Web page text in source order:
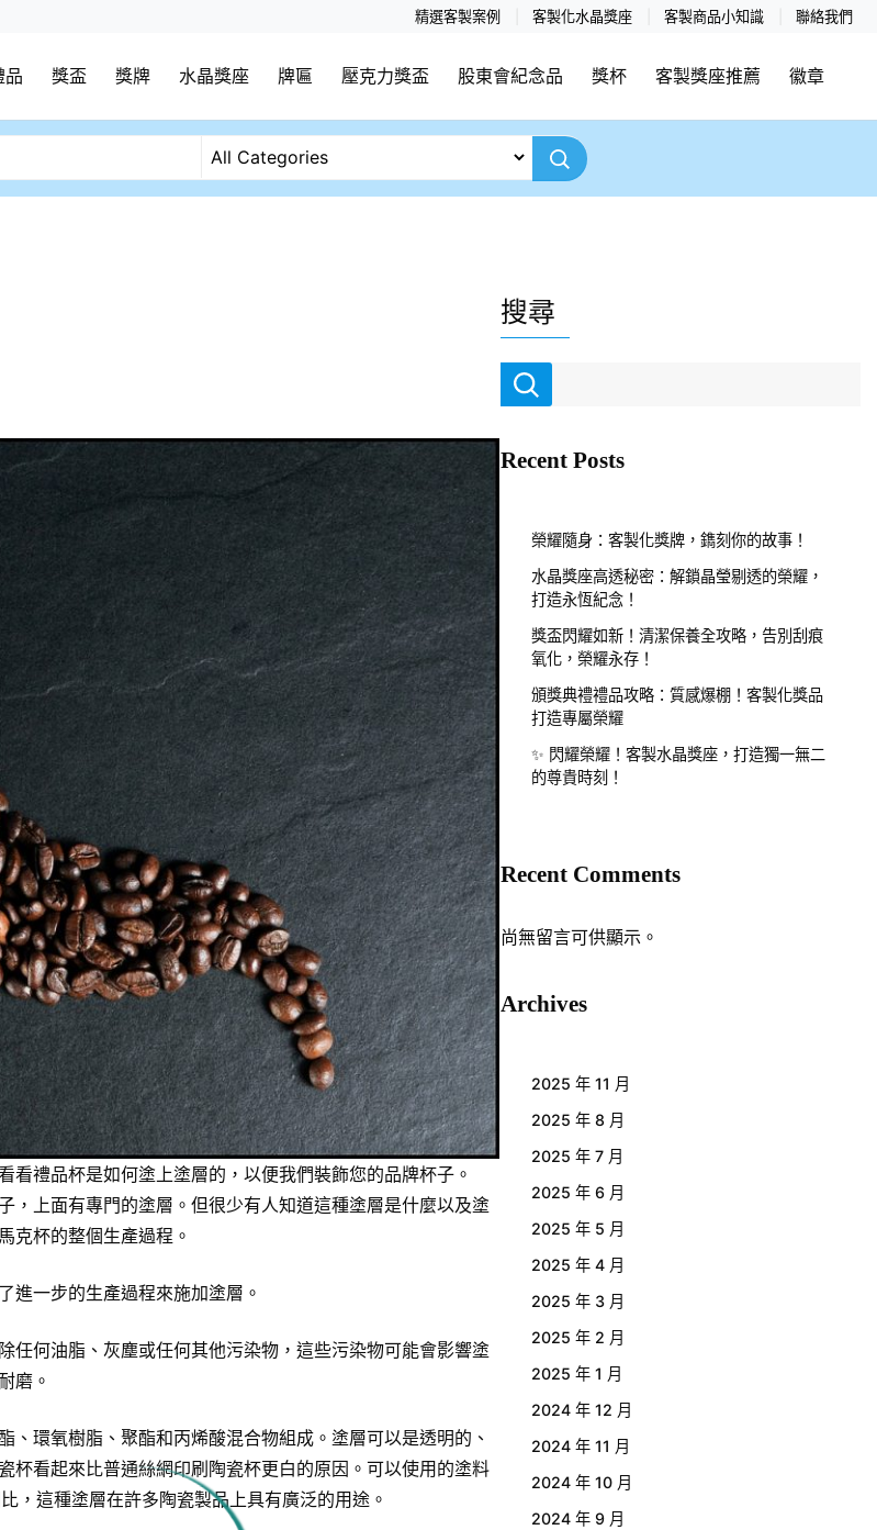
精選客製案例 客製化水晶獎座 客製商品小知識 聯絡我們
品 獎盃 獎牌 水晶獎座 牌匾 壓克力獎盃 股東會紀念品 獎杯 客製獎座推薦 徽章
看禮品杯是如何塗上塗層的，以便我們裝飾您的品牌杯子。
上面有專門的塗層。但很少有人知道這種塗層是什麼以及塗
馬克杯的整個生產過程。
進一步的生產過程來施加塗層。
任何油脂、灰塵或任何其他污染物，這些污染物可能會影響塗
磨。
環氧樹脂、聚酯和丙烯酸混合物組成。塗層可以是透明的、
杯看起來比普通絲網印刷 陶瓷杯更白的原因。可以使用的塗料
這種塗層在許多陶瓷製品上具有廣泛的用途。
搜尋
Recent Posts
榮耀隨身：客製化獎牌，鐫刻你的故事！
水晶獎座高透秘密：解鎖晶瑩剔透的榮耀，
打造永恆紀念！
獎盃閃耀如新！清潔保養全攻略，告別刮痕
氧化，榮耀永存！
頒獎典禮禮品攻略：質感爆棚！客製化獎品
打造專屬榮耀
✨ 閃耀榮耀！客製水晶獎座，打造獨一無二
的尊貴時刻！
Recent Comments
尚無留言可供顯示。
Archives
2025 年 11 月
2025 年 8 月
2025 年 7 月
2025 年 6 月
2025 年 5 月
2025 年 4 月
2025 年 3 月
2025 年 2 月
2025 年 1 月
2024 年 12 月
2024 年 11 月
2024 年 10 月
2024 年 9 月